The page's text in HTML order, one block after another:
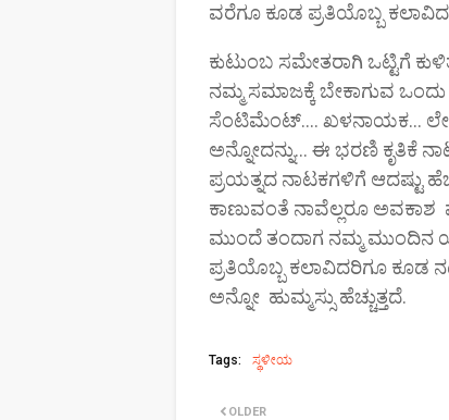
ವರೆಗೂ ಕೂಡ ಪ್ರತಿಯೊಬ್ಬ
ಕುಟುಂಬ ಸಮೇತರಾಗಿ ಒಟ್ಟಿಗೆ
ನಮ್ಮ ಸಮಾಜಕ್ಕೆ ಬೇಕಾಗುವ
ಸೆಂಟಿಮೆಂಟ್.... ಖಳನಾಯಕ... ಲೇಡಿ
ಅನ್ನೋದನ್ನು... ಈ ಭರಣಿ ಕೃತಿಕೆ
ಪ್ರಯತ್ನದ ನಾಟಕಗಳಿಗೆ ಆದಷ್ಟು
ಕಾಣುವಂತೆ ನಾವೆಲ್ಲರೂ
ಮುಂದೆ ತಂದಾಗ ನಮ್ಮ ಮುಂದಿನ
ಪ್ರತಿಯೊಬ್ಬ ಕಲಾವಿದರಿಗೂ
ಅನ್ನೋ ಹುಮ್ಮಸ್ಸು ಹೆಚ್ಚುತ್ತದೆ.
Tags: ಸ್ಥಳೀಯ
OLDER